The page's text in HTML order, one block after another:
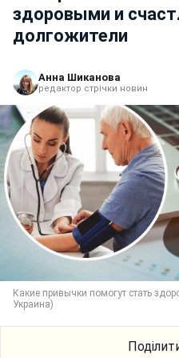
здоровыми и
долгожители
Анна Шиканова
редактор стрічки новин
Какие привычки помогут стать
Украина)